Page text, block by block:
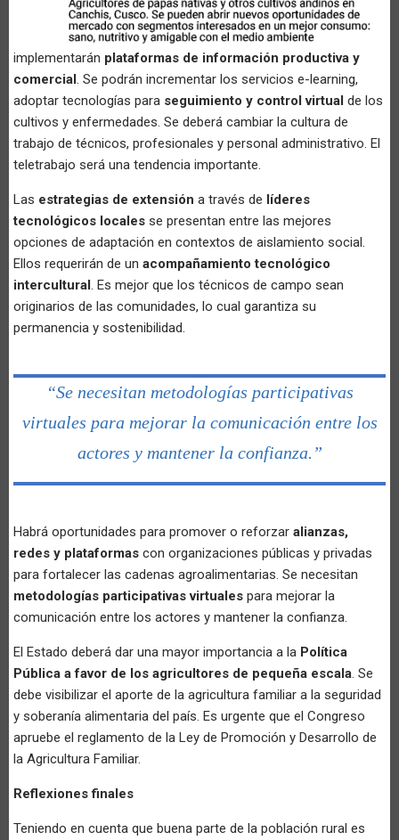
implementarán plataformas de información productiva y
comercial. Se podrán incrementar los servicios e-learning,
adoptar tecnologías para seguimiento y control virtual de los
cultivos y enfermedades. Se deberá cambiar la cultura de
trabajo de técnicos, profesionales y personal administrativo. El
teletrabajo será una tendencia importante.
Las estrategias de extensión a través de líderes
tecnológicos locales se presentan entre las mejores
opciones de adaptación en contextos de aislamiento social.
Ellos requerirán de un acompañamiento tecnológico
intercultural. Es mejor que los técnicos de campo sean
originarios de las comunidades, lo cual garantiza su
permanencia y sostenibilidad.
“Se necesitan metodologías participativas
virtuales para mejorar la comunicación entre los
actores y mantener la confianza.”
Habrá oportunidades para promover o reforzar alianzas,
redes y plataformas con organizaciones públicas y privadas
para fortalecer las cadenas agroalimentarias. Se necesitan
metodologías participativas virtuales para mejorar la
comunicación entre los actores y mantener la confianza.
El Estado deberá dar una mayor importancia a la Política
Pública a favor de los agricultores de pequeña escala. Se
debe visibilizar el aporte de la agricultura familiar a la seguridad
y soberanía alimentaria del país. Es urgente que el Congreso
apruebe el reglamento de la Ley de Promoción y Desarrollo de
la Agricultura Familiar.
Reflexiones finales
Teniendo en cuenta que buena parte de la población rural es